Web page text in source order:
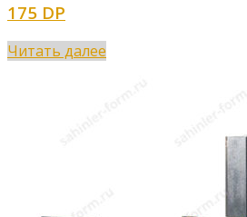
175 DP
Читать далее